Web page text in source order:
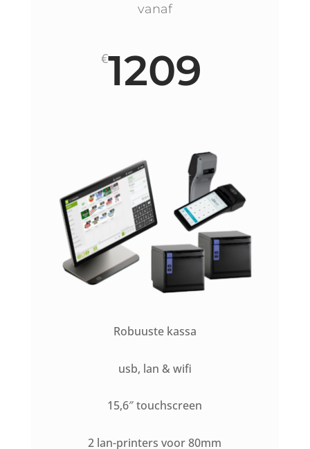
vanaf
€1209
Robuuste kassa
usb, lan & wifi
15,6″ touchscreen
2 lan-printers voor 80mm